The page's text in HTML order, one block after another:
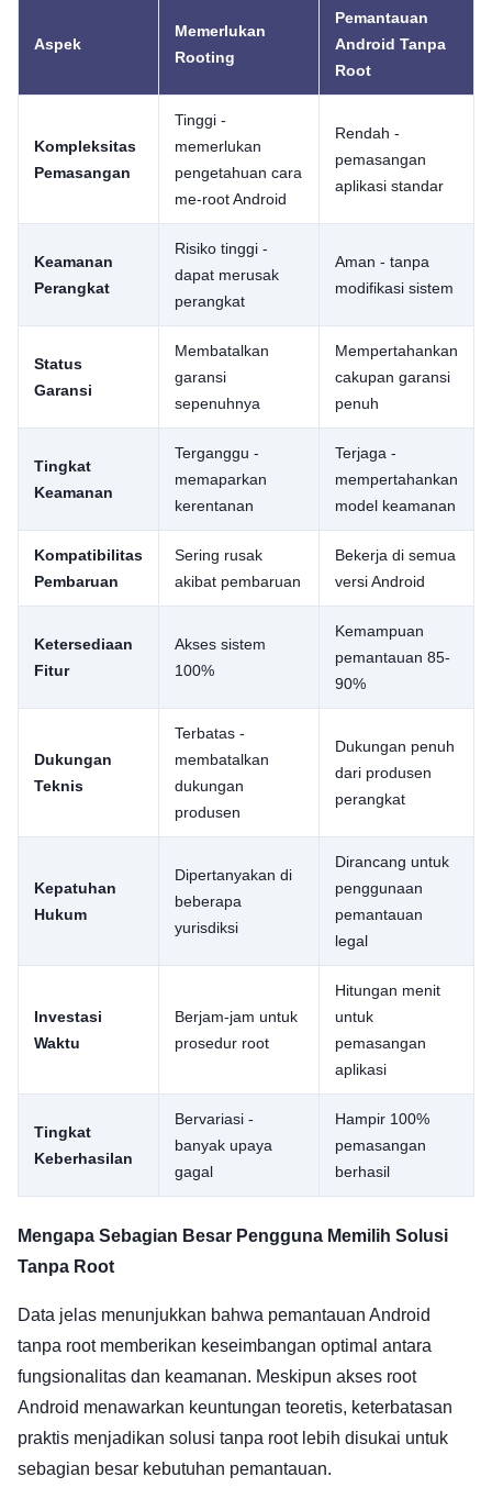
Aspek
Memerlukan
Rooting
Pemantauan
Android Tanpa
Root
Kompleksitas
Pemasangan
Tinggi -
memerlukan
pengetahuan cara
me-root Android
Rendah -
pemasangan
aplikasi standar
Keamanan
Perangkat
Risiko tinggi -
dapat merusak
perangkat
Aman - tanpa
modifikasi sistem
Status
Garansi
Membatalkan
garansi
sepenuhnya
Mempertahankan
cakupan garansi
penuh
Tingkat
Keamanan
Terganggu -
memaparkan
kerentanan
Terjaga -
mempertahankan
model keamanan
Kompatibilitas
Pembaruan
Sering rusak
akibat pembaruan
Bekerja di semua
versi Android
Ketersediaan
Fitur
Akses sistem
100%
Kemampuan
pemantauan 85-
90%
Dukungan
Teknis
Terbatas -
membatalkan
dukungan
produsen
Dukungan penuh
dari produsen
perangkat
Kepatuhan
Hukum
Dipertanyakan di
beberapa
yurisdiksi
Dirancang untuk
penggunaan
pemantauan
legal
Investasi
Waktu
Berjam-jam untuk
prosedur root
Hitungan menit
untuk
pemasangan
aplikasi
Tingkat
Keberhasilan
Bervariasi -
banyak upaya
gagal
Hampir 100%
pemasangan
berhasil
Mengapa Sebagian Besar Pengguna Memilih Solusi
Tanpa Root
Data jelas menunjukkan bahwa pemantauan Android
tanpa root memberikan keseimbangan optimal antara
fungsionalitas dan keamanan. Meskipun akses root
Android menawarkan keuntungan teoretis, keterbatasan
praktis menjadikan solusi tanpa root lebih disukai untuk
sebagian besar kebutuhan pemantauan.